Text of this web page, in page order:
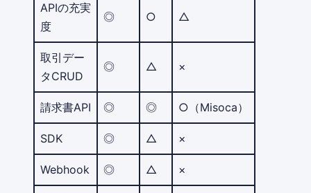
APIの充実
度
◎ ○ △
取引デー
タCRUD
◎ △ ×
請求書API ◎ ◎ ○（Misoca）
SDK ◎ △ ×
Webhook ◎ △ ×